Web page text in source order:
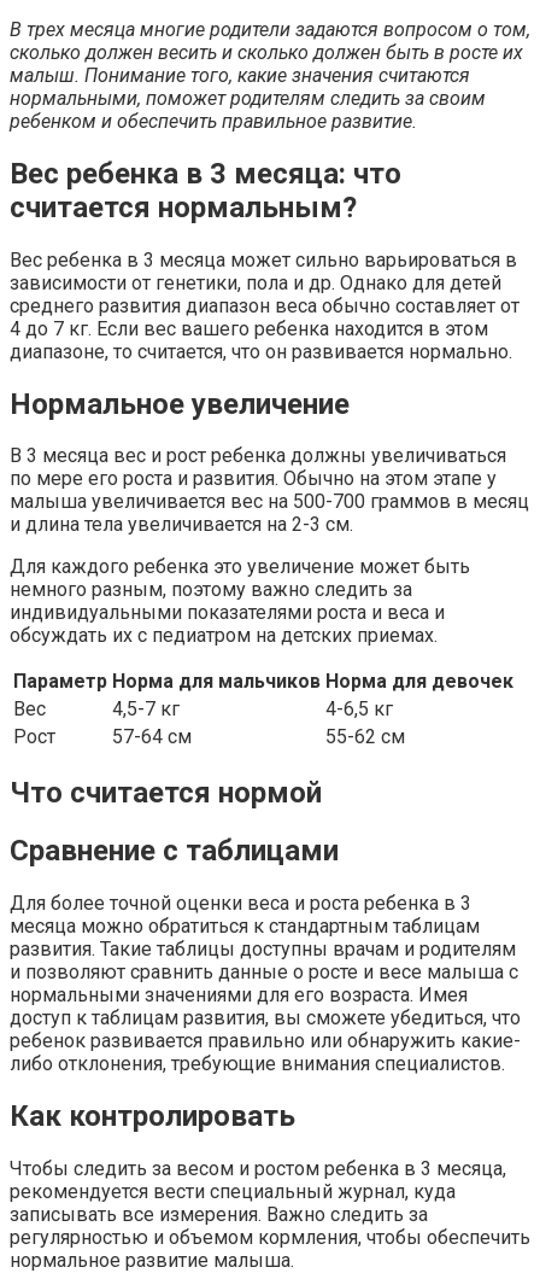
В трех месяца многие родители задаются вопросом о том,
сколько должен весить и сколько должен быть в росте их
малыш. Понимание того, какие значения считаются
нормальными, поможет родителям следить за своим
ребенком и обеспечить правильное развитие.
Вес ребенка в 3 месяца: что
считается нормальным?
Вес ребенка в 3 месяца может сильно варьироваться в
зависимости от генетики, пола и др. Однако для детей
среднего развития диапазон веса обычно составляет от
4 до 7 кг. Если вес вашего ребенка находится в этом
диапазоне, то считается, что он развивается нормально.
Нормальное увеличение
В 3 месяца вес и рост ребенка должны увеличиваться
по мере его роста и развития. Обычно на этом этапе у
малыша увеличивается вес на 500-700 граммов в месяц
и длина тела увеличивается на 2-3 см.
Для каждого ребенка это увеличение может быть
немного разным, поэтому важно следить за
индивидуальными показателями роста и веса и
обсуждать их с педиатром на детских приемах.
Параметр Норма для мальчиков Норма для девочек
Вес
4,5-7 кг
4-6,5 кг
Рост
57-64 см 55-62 см
Что считается нормой
Сравнение с таблицами
Для более точной оценки веса и роста ребенка в 3
месяца можно обратиться к стандартным таблицам
развития. Такие таблицы доступны врачам и родителям
и позволяют сравнить данные о росте и весе малыша с
нормальными значениями для его возраста. Имея
доступ к таблицам развития, вы сможете убедиться, что
ребенок развивается правильно или обнаружить какие-
либо отклонения, требующие внимания специалистов.
Как контролировать
Чтобы следить за весом и ростом ребенка в 3 месяца,
рекомендуется вести специальный журнал, куда
записывать все измерения. Важно следить за
регулярностью и объемом кормления, чтобы обеспечить
нормальное развитие малыша.